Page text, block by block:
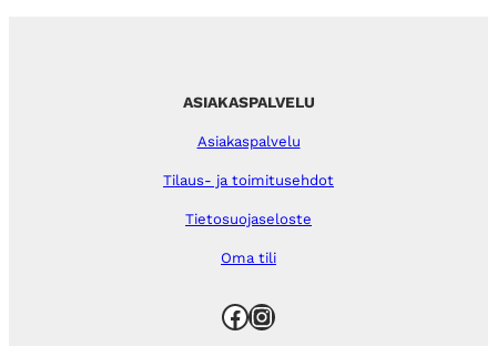
ASIAKASPALVELU
Asiakaspalvelu
Tilaus- ja toimitusehdot
Tietosuojaseloste
Oma tili
Facebook Instagram